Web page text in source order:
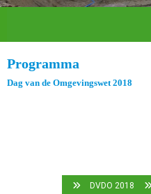
Programma
Dag van de Omgevingswet 2018
DVDO 2018